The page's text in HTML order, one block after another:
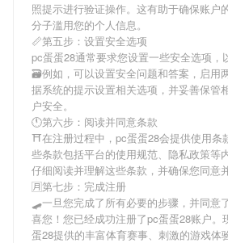
照提示进行验证操作。这有助于确保账户
分子滥用您的个人信息。
📏第五步：设置安全选项
pc蛋蛋28通常要求您设置一些安全选项，
🗃例如，可以设置安全问题和答案，启用
据系统的提示设置相关选项，并妥善保管
户安全。
🕚第六步：阅读并同意条款
⛩在注册过程中， pc蛋蛋28会提供使用条
些条款包括平台的使用规范、隐私政策等
仔细阅读并理解这些条款，并确保您同意
🈷第七步：完成注册
🛹一旦您完成了所有必要的步骤，并同意
喜您！您已经成功注册了pc蛋蛋28账户。
蛋28提供的丰富体育赛事、刺激的游戏体